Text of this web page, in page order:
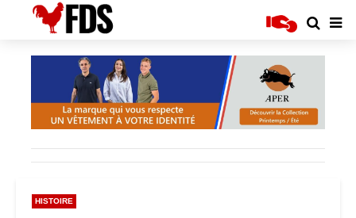
HISTOIRE